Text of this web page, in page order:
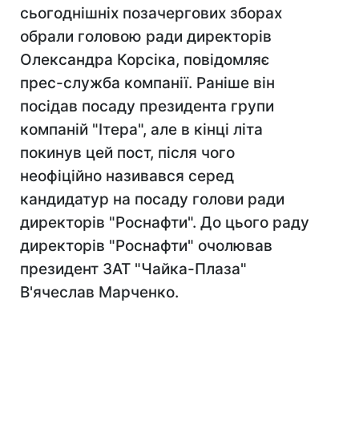
сьогоднішніх позачергових зборах
обрали головою ради директорів
Олександра Корсiка, повідомляє
прес-служба компанії. Раніше він
посідав посаду президента групи
компаній "Ітера", але в кінці літа
покинув цей пост, після чого
неофіційно називався серед
кандидатур на посаду голови ради
директорів "Роснафти". До цього раду
директорів "Роснафти" очолював
президент ЗАТ "Чайка-Плаза"
В'ячеслав Марченко.